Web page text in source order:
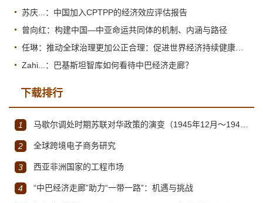
苏庆...：中国加入CPTPP的经济效应评估报告
曾向红：构建中国—中亚命运共同体的机制、内涵与路径
Zahi...：巴基斯坦智库如何看待中巴经济走廊？
下载排行
1 马歇尔调处时期苏联对华政策的演变（1945年12月～1947年1月）
2 全球跨境电子商务研究
3 西亚非洲国家的工程市场
4 “中巴经济走廊”助力“一带一路”：机遇与挑战